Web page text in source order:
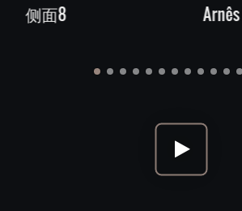
Arnês binocular 901-28 Brush Tricot